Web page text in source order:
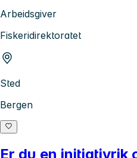
Arbeidsgiver
Fiskeridirektoratet
Sted
Bergen
Er du en initiativrik